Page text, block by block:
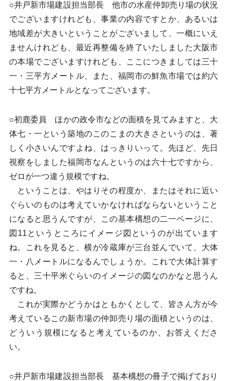
○井戸新市場建設担当部長 他市の水産仲卸売り場の状況
でございますけれども、事業の内容ですとか、あるいは
地域差が大きいということがございまして、一概にいえ
ませんけれども、最近再整備を終了いたしました大阪市
の本場でございますけれども、ここにつきましては三十
一・三平方メートル、また、福岡市の鮮魚市場では約六
十七平方メートルとなってございます。
○初鹿委員 ほかの政令市などの面積を見てみますと、大
体七・一という築地のこのこまの大きさというのは、著
しく小さいんですよね、はっきりいって。先ほど、先日
視察をしました福岡市なんというのは六十七ですから、
ゼロが一つ違う規模ですね。
ということは、やはりその程度か、またはそれに近い
ぐらいのものは考えていかなければならないということ
になると思うんですが、この基本構想の二一ページに、
図11というところにイメージ図というのが出ています
ね。これを見ると、横が冷蔵庫が三台並んでいて、大体
一・八メートルになるんでしょうか。これで大体計算す
ると、三十平米ぐらいのイメージの図なのかなと思うん
ですね。
これが実際かどうかはともかくとして、皆さん方が今
考えているこの新市場の仲卸売り場の面積というのは、
どういう規模になると考えているのか、お答えくださ
い。
○井戸新市場建設担当部長 基本構想の冊子で掲げており